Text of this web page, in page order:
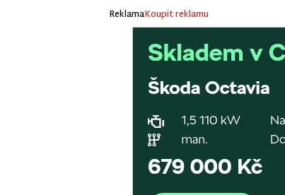
ReklamaKoupit reklamu